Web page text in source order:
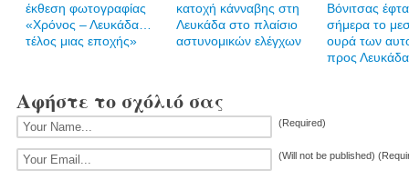
έκθεση φωτογραφίας
«Χρόνος – Λευκάδα…
τέλος μιας εποχής»
κατοχή κάνναβης στη
Λευκάδα στο πλαίσιο
αστυνομικών ελέγχων
Βόνιτσας
σήμερα το
ουρά των
προς
Αφήστε το σχόλιό σας
(Required)
(Will not be published)